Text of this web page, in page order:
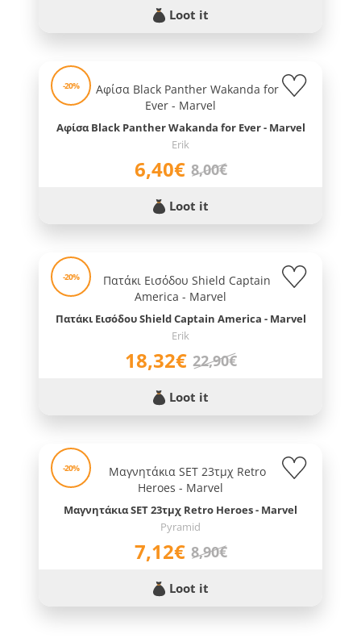
Loot it
-20%
Αφίσα Black Panther Wakanda for Ever - Marvel
Erik
6,40€ 8,00€
Loot it
-20%
Πατάκι Εισόδου Shield Captain America - Marvel
Erik
18,32€ 22,90€
Loot it
-20%
Μαγνητάκια SET 23τμχ Retro Heroes - Marvel
Pyramid
7,12€ 8,90€
Loot it